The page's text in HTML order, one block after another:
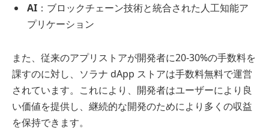
AI ：ブロックチェーン技術と統合された人工知能ア
プリケーション
また、従来のアプリストアが開発者に20-30%の手数料を
課すのに対し、ソラナ dApp ストアは手数料無料で運営
されています。これにより、開発者はユーザーにより良
い価値を提供し、継続的な開発のためにより多くの収益
を保持できます。